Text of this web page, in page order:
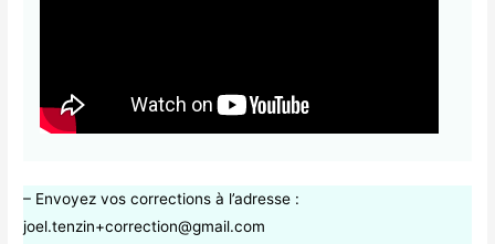
– Envoyez vos corrections à l’adresse :
joel.tenzin+correction@gmail.com